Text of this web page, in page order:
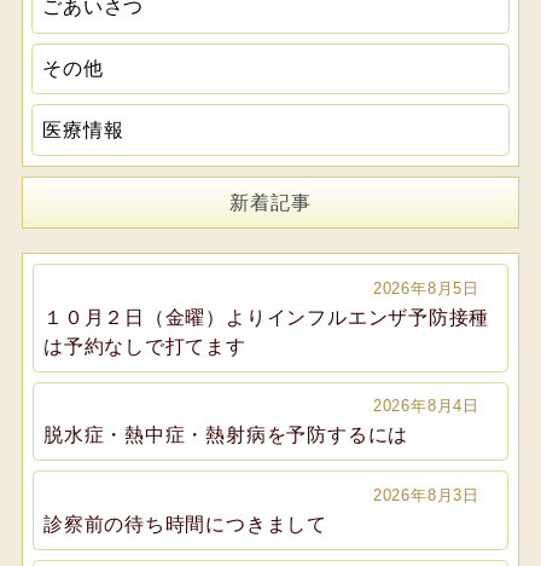
ごあいさつ
その他
医療情報
新着記事
2026年8月5日
１０月２日（金曜）よりインフルエンザ予防接種
は予約なしで打てます
2026年8月4日
脱水症・熱中症・熱射病を予防するには
2026年8月3日
診察前の待ち時間につきまして